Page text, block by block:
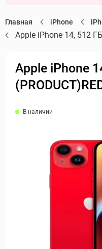
Главная iPhone
Apple iPhone 14, 512
Apple iPhone
В наличии